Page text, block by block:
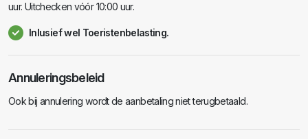
uur. Uitchecken vóór 10:00 uur.
Inlusief wel Toeristenbelasting.
Annuleringsbeleid
Ook bij annulering wordt de aanbetaling niet terugbetaald.